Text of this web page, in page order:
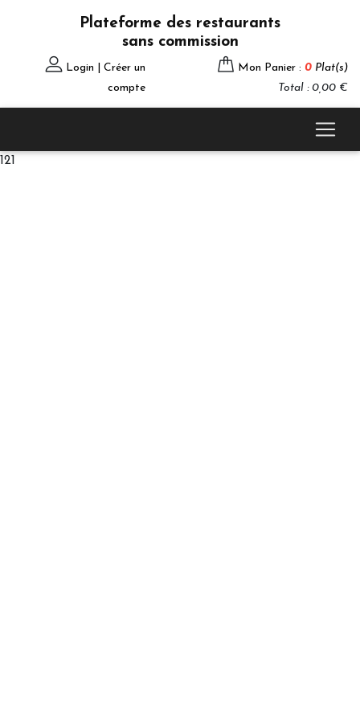
Plateforme des restaurants
sans commission
Login | Créer un
compte
Mon Panier : 0 Plat(s)
Total : 0,00 €
121